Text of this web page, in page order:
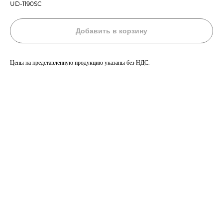
UD-1190SC
Добавить в корзину
Цены на представленную продукцию указаны без НДС.